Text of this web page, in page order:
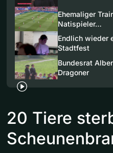
Ehemaliger
Natispieler…
Endlich wieder
Stadtfest
Bundesrat
Dragoner
20 Tiere